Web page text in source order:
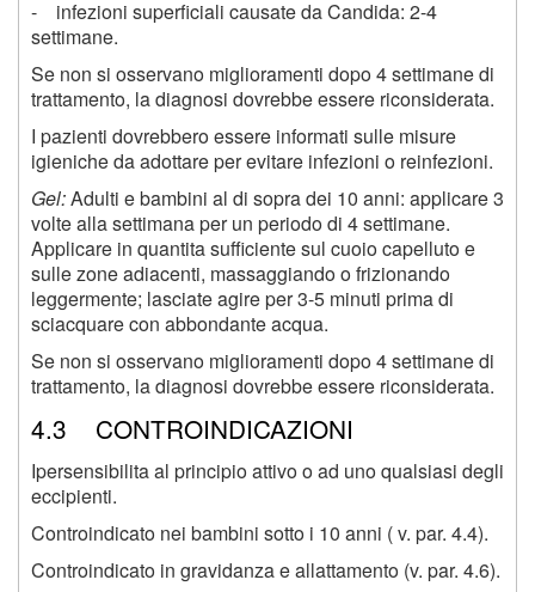
- infezioni superficiali causate da Candida: 2-4
settimane.
Se non si osservano miglioramenti dopo 4 settimane di
trattamento, la diagnosi dovrebbe essere riconsiderata.
I pazienti dovrebbero essere informati sulle misure
igieniche da adottare per evitare infezioni o reinfezioni.
Gel:Adulti e bambini al di sopra dei 10 anni: applicare 3
volte alla settimana per un periodo di 4 settimane.
Applicare in quantita sufficiente sul cuoio capelluto e
sulle zone adiacenti, massaggiando o frizionando
leggermente; lasciate agire per 3-5 minuti prima di
sciacquare con abbondante acqua.
Se non si osservano miglioramenti dopo 4 settimane di
trattamento, la diagnosi dovrebbe essere riconsiderata.
4.3 CONTROINDICAZIONI
Ipersensibilita al principio attivo o ad uno qualsiasi degli
eccipienti.
Controindicato nei bambini sotto i 10 anni ( v. par. 4.4).
Controindicato in gravidanza e allattamento (v. par. 4.6).